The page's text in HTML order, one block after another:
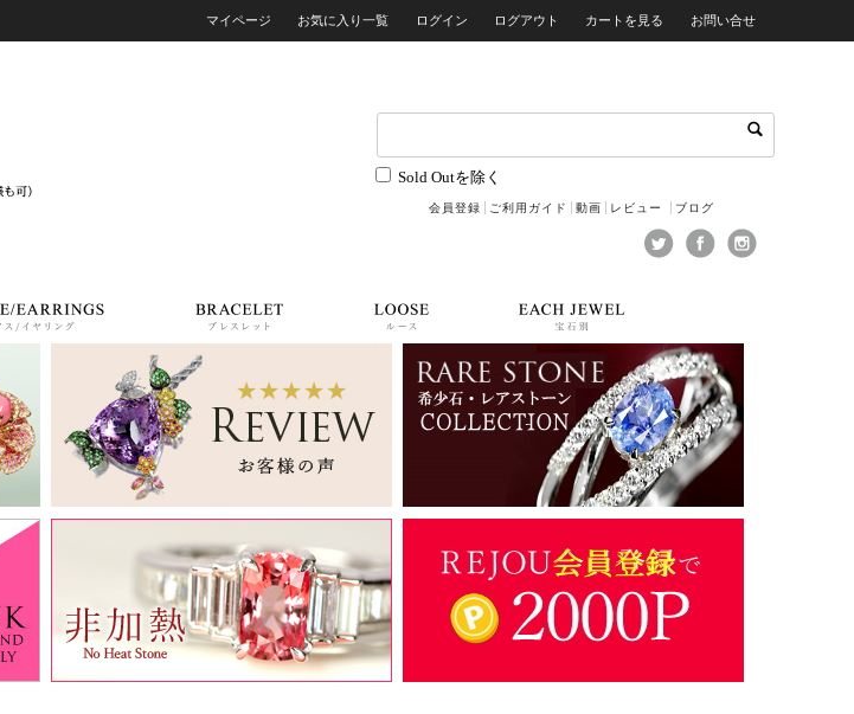
マイページ お気に入り一覧 ログイン ログアウト カートを見る お問い合せ
Sold Outを除く
会員登録 ご利用ガイド 動画 レビュー ブログ